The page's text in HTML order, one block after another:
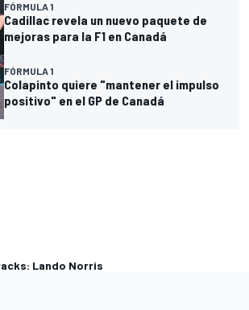
FÓRMULA 1
Cadillac revela un nuevo paquete de
mejoras para la F1 en Canadá
FÓRMULA 1
Colapinto quiere "mantener el impulso
positivo" en el GP de Canadá
Lando Norris